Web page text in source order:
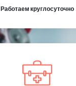
Работаем круглосуточно